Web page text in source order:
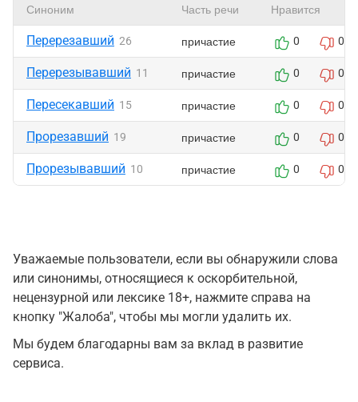
Синоним Часть речи Нравится
Перерезавший 26 причастие 0 0
Перерезывавший 11 причастие 0 0
Пересекавший 15 причастие 0 0
Прорезавший 19 причастие 0 0
Прорезывавший 10 причастие 0 0
Уважаемые пользователи, если вы обнаружили слова
или синонимы, относящиеся к оскорбительной,
нецензурной или лексике 18+, нажмите справа на
кнопку "Жалоба", чтобы мы могли удалить их.
Мы будем благодарны вам за вклад в развитие
сервиса.